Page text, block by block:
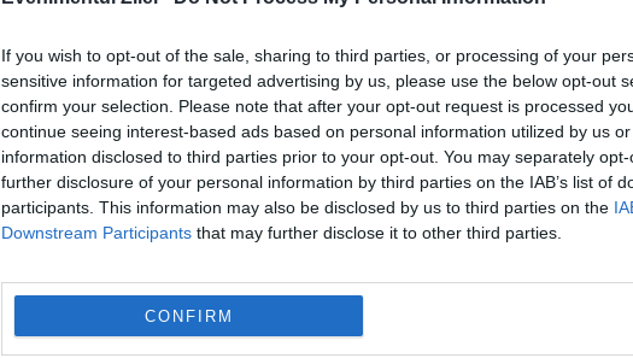
If you wish to opt-out of the sale, sharing to third parties, or processing of your
sensitive information for targeted advertising by us, please use the below opt-out
confirm your selection. Please note that after your opt-out request is processed
continue seeing interest-based ads based on personal information utilized by us
information disclosed to third parties prior to your opt-out. You may separately
further disclosure of your personal information by third parties on the IAB’s list of
participants. This information may also be disclosed by us to third parties on the
Downstream Participants that may further disclose it to other third parties.
CONFIRM
deosebite. Parohia "Sfântul Acoperământ al
Maicii Domnului" a luat...
CITESTE STIREA
Sfântul Antonie, tatăl călugărilor